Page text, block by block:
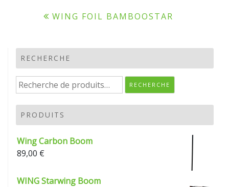
Navigation
l’article
WING FOIL BAMBOOSTAR
RECHERCHE
Recherche
pour :
RECHERCHE
PRODUITS
Wing Carbon Boom
89,00 €
WING Starwing Boom